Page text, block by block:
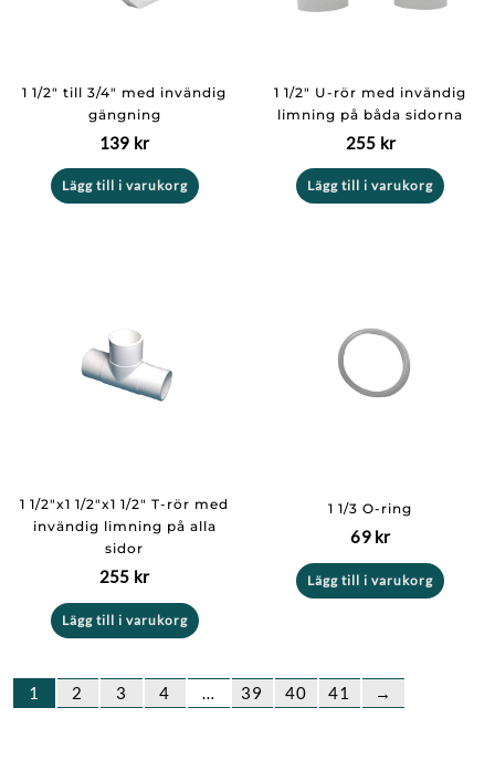
1 1/2″ till 3/4″ med invändig
gängning
139 kr
Lägg till i varukorg
1 1/2″ U-rör med invändig
limning på båda sidorna
255 kr
Lägg till i varukorg
1 1/2″x1 1/2″x1 1/2″ T-rör med
invändig limning på alla
sidor
255 kr
Lägg till i varukorg
1 1/3 O-ring
69 kr
Lägg till i varukorg
1 2 3 4 39 40 41 →